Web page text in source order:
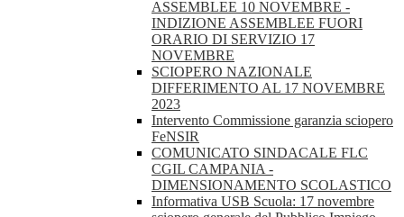
ASSEMBLEE 10 NOVEMBRE -
INDIZIONE ASSEMBLEE FUORI
ORARIO DI SERVIZIO 17
NOVEMBRE
SCIOPERO NAZIONALE
DIFFERIMENTO AL 17 NOVEMBRE
2023
Intervento Commissione garanzia sciopero
FeNSIR
COMUNICATO SINDACALE FLC
CGIL CAMPANIA -
DIMENSIONAMENTO SCOLASTICO
Informativa USB Scuola: 17 novembre